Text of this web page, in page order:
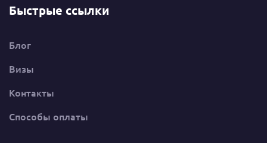
Быстрые ссылки
Блог
Визы
Контакты
Способы оплаты